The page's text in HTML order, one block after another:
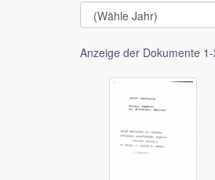
Anzeige der Dokumente